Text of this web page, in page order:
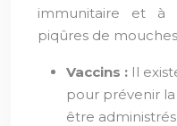
immunitaire et à
piqûres de
Vaccins : Il
pour prévenir la
être